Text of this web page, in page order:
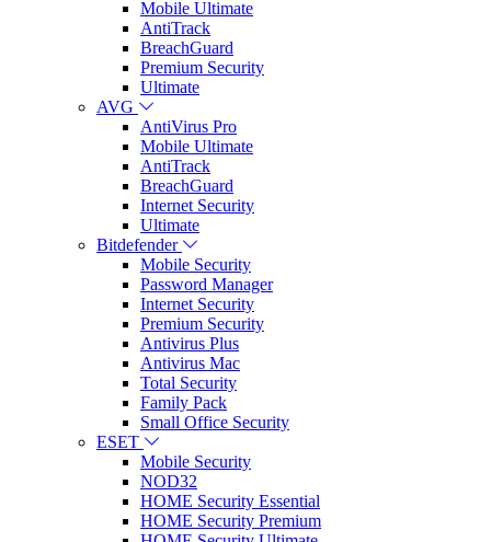
Mobile Ultimate
AntiTrack
BreachGuard
Premium Security
Ultimate
AVG
AntiVirus Pro
Mobile Ultimate
AntiTrack
BreachGuard
Internet Security
Ultimate
Bitdefender
Mobile Security
Password Manager
Internet Security
Premium Security
Antivirus Plus
Antivirus Mac
Total Security
Family Pack
Small Office Security
ESET
Mobile Security
NOD32
HOME Security Essential
HOME Security Premium